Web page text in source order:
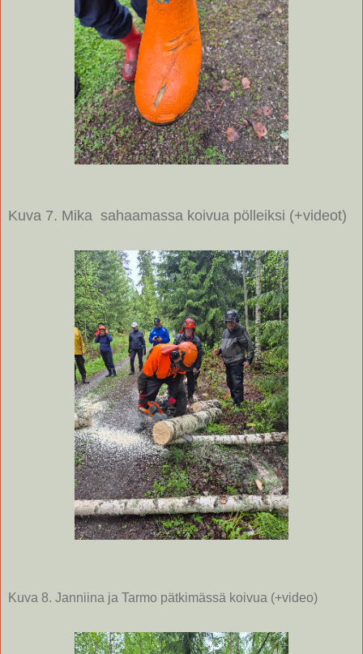
Kuva 7. Mika sahaamassa koivua pölleiksi (+videot)
Kuva 8. Janniina ja Tarmo pätkimässä koivua (+video)